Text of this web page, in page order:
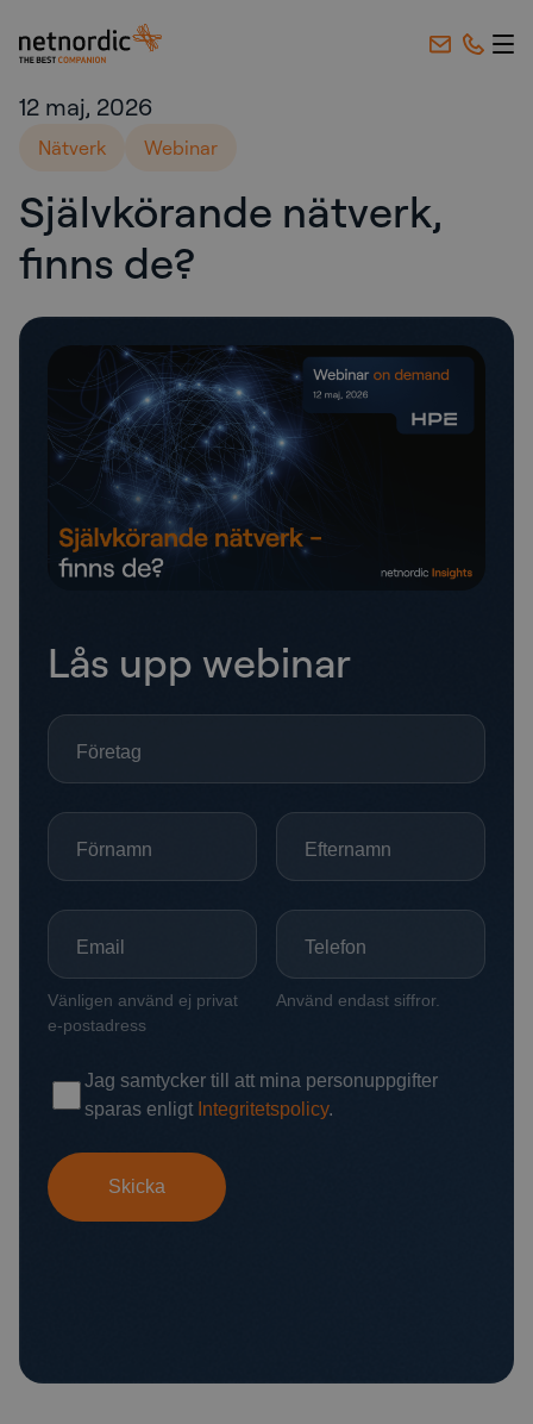
NetNordic Sweden
12 maj, 2026
Nätverk Webinar
Självkörande nätverk,
finns de?
Lås upp webinar